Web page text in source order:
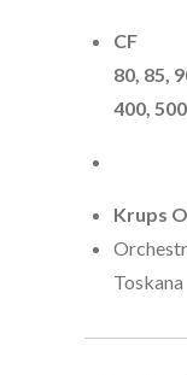
CF
80, 85,
400, 500
Krups
Toskana